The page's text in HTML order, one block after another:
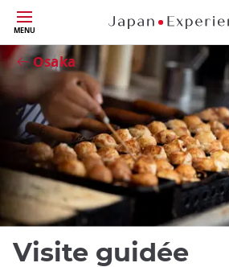
Skip
to
main
content
MENU
Osaka
Fermer
Visite guidée